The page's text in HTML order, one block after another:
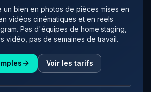
un bien en photos de pièces mises en
vidéos cinématiques et en reels
Pas d'équipes de home staging,
vidéo, pas de semaines de travail.
Voir les tarifs